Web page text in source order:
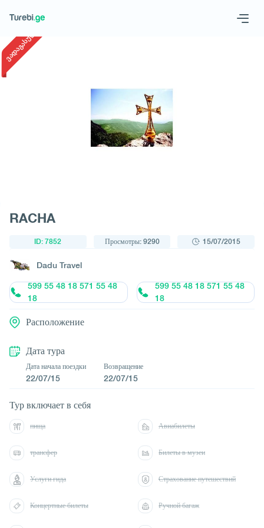
Запросить тур
ვადაგასული
RACHA
ID: 7852 Просмотры: 9290 15/07/2015
Dadu Travel
599 55 48 18 571 55 48
18
599 55 48 18 571 55 48
18
Расположение
Дата тура
Дата начала поездки
22/07/15
Возвращение
22/07/15
Тур включает в себя
пища Авиабилеты
трансфер Билеты в музеи
Услуги гида Страхование путешествий
Концертные билеты Ручной багаж